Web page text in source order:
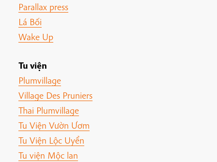
Parallax press
Lá Bối
Wake Up
Tu viện
Plumvillage
Village Des Pruniers
Thai Plumvillage
Tu Viện Vườn Ươm
Tu Viện Lộc Uyển
Tu viện Mộc lan